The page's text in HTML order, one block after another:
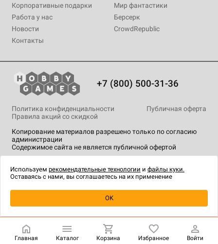
Уведомить о наличии
Корпоративные подарки
Работа у нас
Новости
Контакты
Мир фантастики
Берсерк
CrowdRepublic
+7 (800) 500-31-36
Копирование материалов разрешено только по согласию
администрации
Содержимое сайта не является публичной офертой
Политика конфиденциальности
Публичная оферта
Правила акций со скидкой
технологии.
Главная Каталог Корзина Избранное Войти
Используем рекомендательные технологии и файлы куки.
Оставаясь с нами, вы соглашаетесь на их применение
OK